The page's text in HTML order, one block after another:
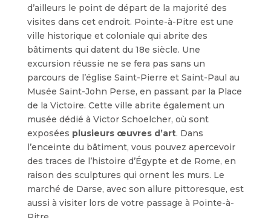
d’ailleurs le point de départ de la majorité des
visites dans cet endroit. Pointe-à-Pitre est une
ville historique et coloniale qui abrite des
bâtiments qui datent du 18e siècle. Une
excursion réussie ne se fera pas sans un
parcours de l’église Saint-Pierre et Saint-Paul au
Musée Saint-John Perse, en passant par la Place
de la Victoire. Cette ville abrite également un
musée dédié à Victor Schoelcher, où sont
exposées plusieurs œuvres d’art. Dans
l’enceinte du bâtiment, vous pouvez apercevoir
des traces de l’histoire d’Égypte et de Rome, en
raison des sculptures qui ornent les murs. Le
marché de Darse, avec son allure pittoresque, est
aussi à visiter lors de votre passage à Pointe-à-